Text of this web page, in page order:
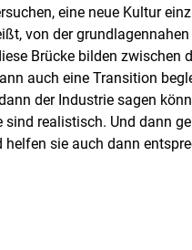
eine neue Kultur
von der grundlagennahen
Brücke bilden zwischen
auch eine Transition
der Industrie sagen
sind realistisch. Und dann
sie auch dann